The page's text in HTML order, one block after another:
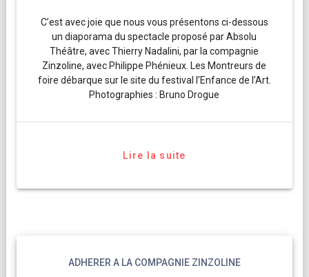
C’est avec joie que nous vous présentons ci-dessous
un diaporama du spectacle proposé par Absolu
Théâtre, avec Thierry Nadalini, par la compagnie
Zinzoline, avec Philippe Phénieux. Les Montreurs de
foire débarque sur le site du festival l’Enfance de l’Art.
Photographies : Bruno Drogue
Lire la suite
ADHERER A LA COMPAGNIE ZINZOLINE